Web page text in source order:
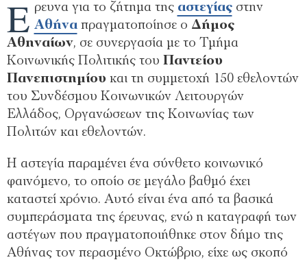
Έ ρευνα για το ζήτημα της αστεγίαςστην
Αθήναπραγματοποίησε ο Δήμος
Αθηναίων, σε συνεργασία με το Τμήμα
Κοινωνικής Πολιτικής του Παντείου
Πανεπιστημίου και τη συμμετοχή 150 εθελοντών
του Συνδέσμου Κοινωνικών Λειτουργών
Ελλάδος, Οργανώσεων της Κοινωνίας των
Πολιτών και εθελοντών.
Η αστεγία παραμένει ένα σύνθετο κοινωνικό
φαινόμενο, το οποίο σε μεγάλο βαθμό έχει
καταστεί χρόνιο. Αυτό είναι ένα από τα βασικά
συμπεράσματα της έρευνας, ενώ η καταγραφή των
αστέγων που πραγματοποιήθηκε στον δήμο της
Αθήνας τον περασμένο Οκτώβριο, είχε ως σκοπό